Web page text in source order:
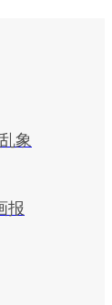
乱象
报